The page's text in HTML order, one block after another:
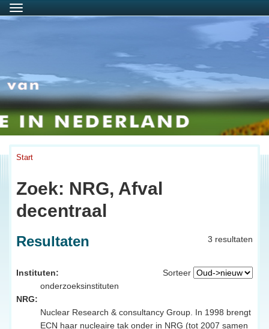
Menu
Start
Zoek: NRG, Afval
decentraal
3 resultaten
Resultaten
Sorteer
Instituten:
onderzoeksinstituten
NRG:
Nuclear Research & consultancy Group. In 1998 brengt
ECN haar nucleaire tak onder in NRG (tot 2007 samen